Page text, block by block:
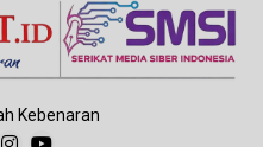
Kebenaran